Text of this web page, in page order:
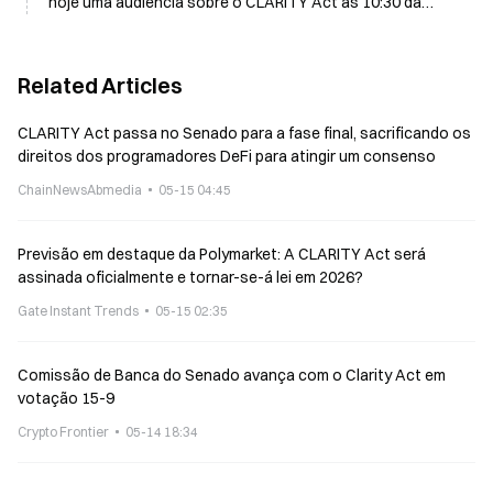
Related Articles
CLARITY Act passa no Senado para a fase final, sacrificando os
direitos dos programadores DeFi para atingir um consenso
ChainNewsAbmedia 05-15 04:45
Previsão em destaque da Polymarket: A CLARITY Act será
assinada oficialmente e tornar-se-á lei em 2026?
Gate Instant Trends 05-15 02:35
Comissão de Banca do Senado avança com o Clarity Act em
votação 15-9
Crypto Frontier 05-14 18:34